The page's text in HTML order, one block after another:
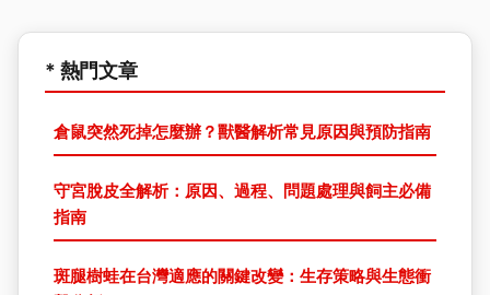
* 熱門文章
倉鼠突然死掉怎麼辦？獸醫解析常見原因與預防指南
守宮脫皮全解析：原因、過程、問題處理與飼主必備
指南
斑腿樹蛙在台灣適應的關鍵改變：生存策略與生態衝